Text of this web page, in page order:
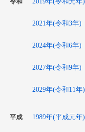
2021年(令和3年)
2024年(令和6年)
2027年(令和9年)
2029年(令和11年)
平成 1989年(平成元年)